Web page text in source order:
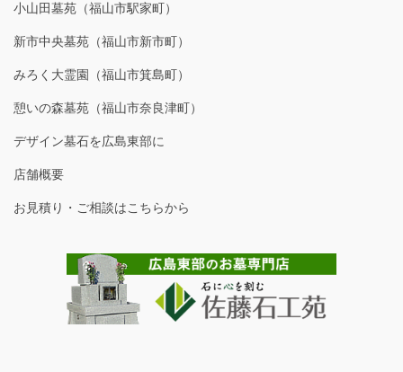
小山田墓苑（福山市駅家町）
新市中央墓苑（福山市新市町）
みろく大霊園（福山市箕島町）
憩いの森墓苑（福山市奈良津町）
デザイン墓石を広島東部に
店舗概要
お見積り・ご相談はこちらから